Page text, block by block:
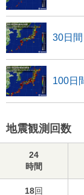
30日間
100日
地震観測回数
24
時間
18回